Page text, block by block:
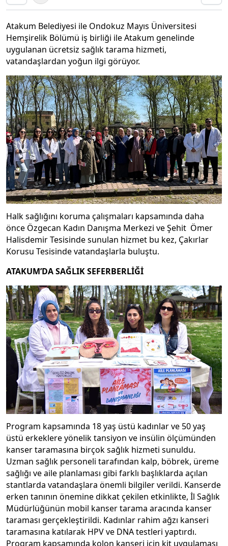
Atakum Belediyesi ile Ondokuz Mayıs Üniversitesi
Hemşirelik Bölümü iş birliği ile Atakum genelinde
uygulanan ücretsiz sağlık tarama hizmeti,
vatandaşlardan yoğun ilgi görüyor.
Halk sağlığını koruma çalışmaları kapsamında daha
önce Özgecan Kadın Danışma Merkezi ve Şehit Ömer
Halisdemir Tesisinde sunulan hizmet bu kez, Çakırlar
Korusu Tesisinde vatandaşlarla buluştu.
ATAKUM’DA SAĞLIK SEFERBERLİĞİ
Program kapsamında 18 yaş üstü kadınlar ve 50 yaş
üstü erkeklere yönelik tansiyon ve insülin ölçümünden
kanser taramasına birçok sağlık hizmeti sunuldu.
Uzman sağlık personeli tarafından kalp, böbrek, üreme
sağlığı ve aile planlaması gibi farklı başlıklarda açılan
stantlarda vatandaşlara önemli bilgiler verildi. Kanserde
erken tanının önemine dikkat çekilen etkinlikte, İl Sağlık
Müdürlüğünün mobil kanser tarama aracında kanser
taraması gerçekleştirildi. Kadınlar rahim ağzı kanseri
taramasına katılarak HPV ve DNA testleri yaptırdı.
Program kapsamında kolon kanseri için kit uygulaması